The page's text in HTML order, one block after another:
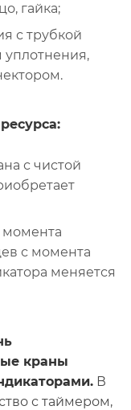
гайка;
с трубкой
уплотнения,
с чистой
момента
с момента
меняется
краны
В
с таймером,